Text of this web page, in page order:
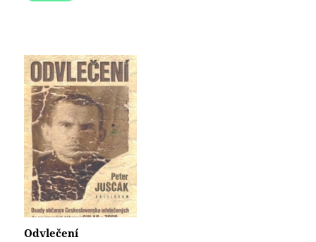
Odvlečení